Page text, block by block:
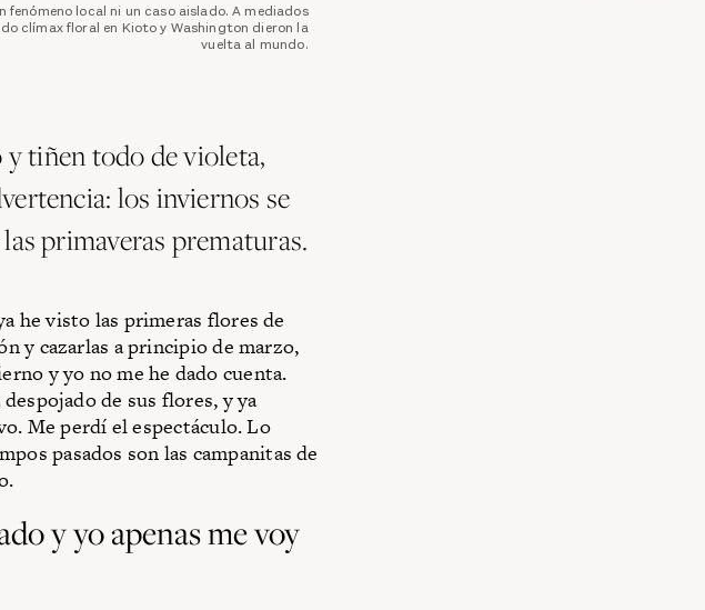
local ni un caso aislado. A mediados
clímax floral en Kioto y Washington dieron la
vuelta al mundo.
y tiñen todo de violeta,
los inviernos se
primaveras prematuras.
he visto las primeras flores de
y cazarlas a principio de marzo,
y yo no me he dado cuenta.
despojado de sus flores, y ya
Me perdí el espectáculo. Lo
pasados son las campanitas de
y yo apenas me voy